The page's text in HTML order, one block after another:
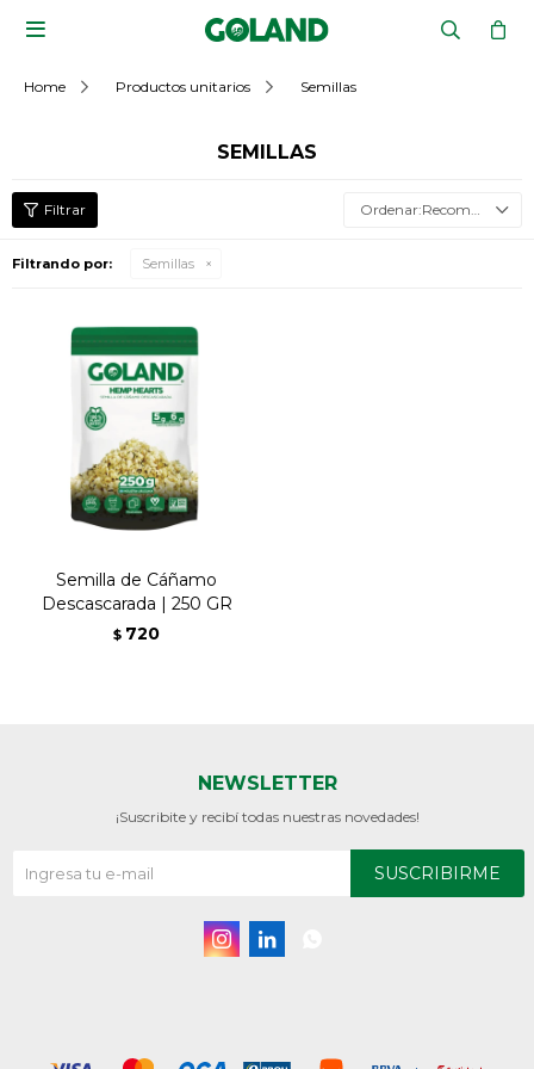

Home Productos unitarios Semillas
SEMILLAS
Recomendados
Filtrando por: Semillas
Semilla de Cáñamo
Descascarada | 250 GR
$ 720
NEWSLETTER
¡Suscribite y recibí todas nuestras novedades!
SUSCRIBIRME
 